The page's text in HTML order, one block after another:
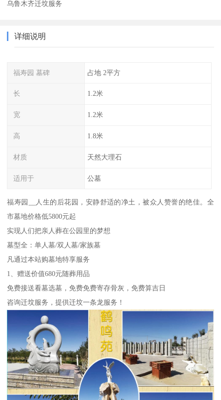
乌鲁木齐迁坟服务
详细说明
福寿园 墓碑 占地 2平方
长 1.2米
宽 1.2米
高 1.8米
材质 天然大理石
适用于 公墓
福寿园__人生的后花园，安静舒适的净土，被众人赞誉的绝佳。全
市墓地价格低5800元起
实现人们把亲人葬在公园里的梦想
墓型全：单人墓/双人墓/家族墓
凡通过本站购墓地特享服务
1、赠送价值680元随葬用品
免费接送看墓选墓，免费免费寄存骨灰，免费算吉日
咨询迁坟服务，提供迁坟一条龙服务！